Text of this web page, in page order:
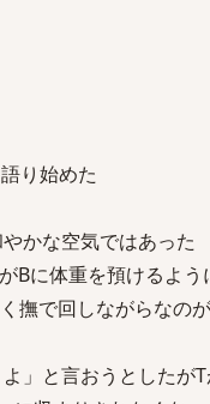
り始めた
かな空気ではあった
Bに体重を預けるよ
撫で回しながらなの
」と言おうとしたが